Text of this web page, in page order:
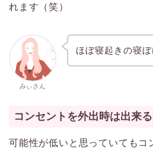
れます（笑）
みぃさん
ほぼ寝起きの寝ぼ
コンセントを外出時は出来
可能性が低いと思っていてもコ